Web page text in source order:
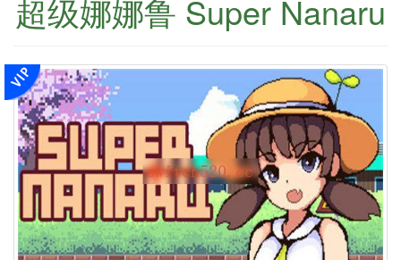
超级娜娜鲁 Super Nanaru